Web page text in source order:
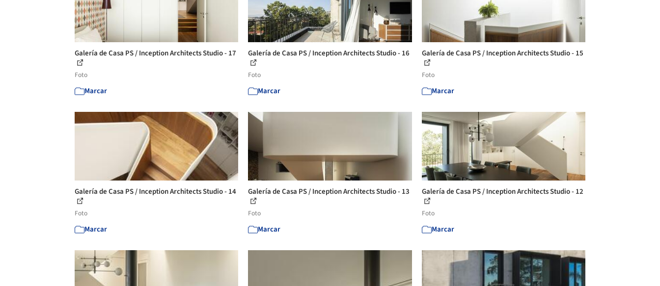
Galería de Casa PS / Inception Architects Studio - 17
Foto
Marcar
Galería de Casa PS / Inception Architects Studio - 16
Foto
Marcar
Galería de Casa PS / Inception Architects Studio - 15
Foto
Marcar
Galería de Casa PS / Inception Architects Studio - 14
Foto
Marcar
Galería de Casa PS / Inception Architects Studio - 13
Foto
Marcar
Galería de Casa PS / Inception Architects Studio - 12
Foto
Marcar